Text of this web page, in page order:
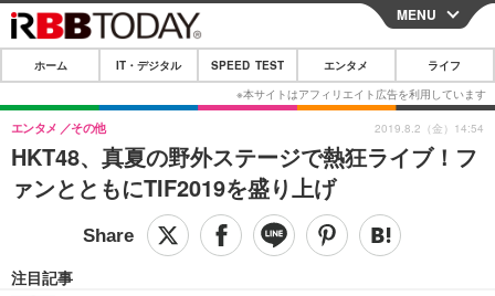
CLOSE
ホーム
IT・デジタル
IT・デジタルTOP スマートフォン
ガジェット・ツール
ショッピング その他
SPEED TEST
エンタメTOP 映画・ドラマ
MENU
ホーム IT・デジタル SPEED TEST エンタメ ライフ
HKT48、真夏の野外ステージで熱狂ライブ！フ
ァンとともにTIF2019を盛り上げ
エンタメ その他
注目記事
2019.8.2（金）14:54